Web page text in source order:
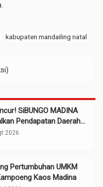
kabupaten mandailing natal
SiBUNGO MADINA
Pendapatan Daerah
2026
Pertumbuhan UMKM
Kaos Madina